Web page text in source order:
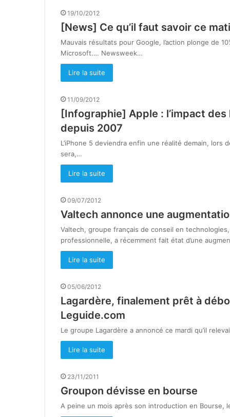
19/10/2012
[News] Ce qu’il faut savoir ce
Mauvais résultats pour Google, l’action plonge de
Microsoft.… Newsweek…
Lire la suite
11/09/2012
[Infographie] Apple : l’impact
depuis 2007
L’iPhone 5 deviendra enfin une réalité demain, lors
sera,…
Lire la suite
09/07/2012
Valtech annonce une
Valtech, groupe français de conseil en
professionnelle, a récemment fait état d’une
Lire la suite
05/06/2012
Lagardère, finalement prêt à
Leguide.com
Le groupe Lagardère a annoncé ce mardi qu’il
Lire la suite
23/11/2011
Groupon dévisse en bourse
A peine un mois après son introduction en